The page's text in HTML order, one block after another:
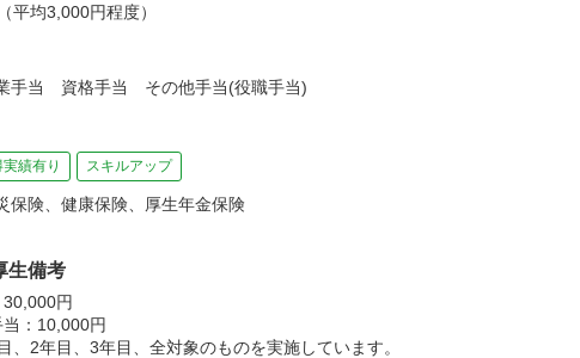
平均3,000円程度）
手当 資格手当 その他手当(役職手当)
績有り スキルアップ
保険、健康保険、厚生年金保険
生備考
円
：10,000円
、2年目、3年目、全対象のものを実施しています。